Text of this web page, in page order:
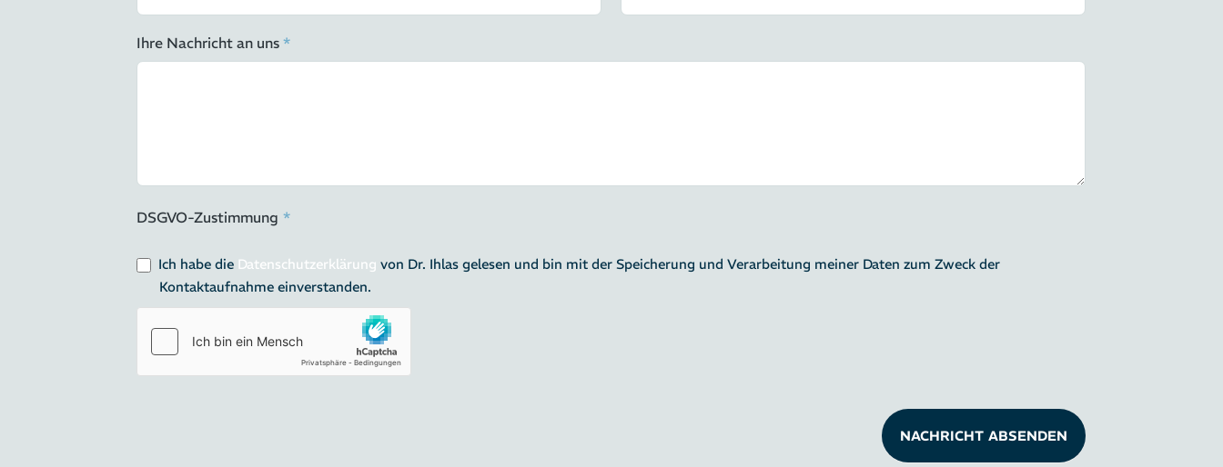
Ihre Nachricht an uns*
DSGVO-Zustimmung*
Ich habe die Datenschutzerklärung von Dr. Ihlas gelesen und bin mit der Speicherung und Verarbeitung meiner Daten zum Zweck der
Kontaktaufnahme einverstanden.
NACHRICHT ABSENDEN